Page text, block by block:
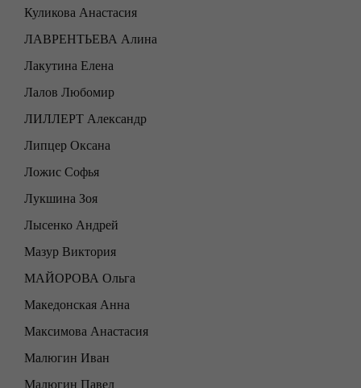
Куликова Анастасия
ЛАВРЕНТЬЕВА Алина
Лакутина Елена
Лалов Любомир
ЛИЛЛЕРТ Александр
Липцер Оксана
Ложис Софья
Лукшина Зоя
Лысенко Андрей
Мазур Виктория
МАЙОРОВА Ольга
Македонская Анна
Максимова Анастасия
Малюгин Иван
Малюгин Павел